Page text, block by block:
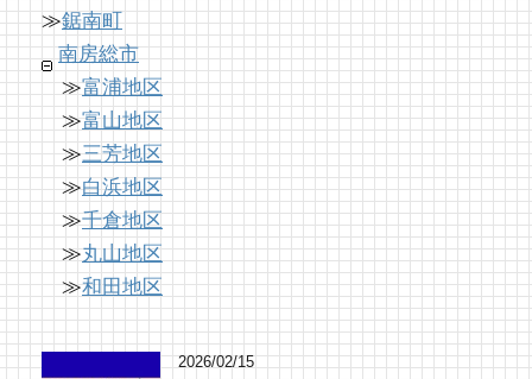
≫鋸南町
南房総市
≫富浦地区
≫富山地区
≫三芳地区
≫白浜地区
≫千倉地区
≫丸山地区
≫和田地区
2026/02/15